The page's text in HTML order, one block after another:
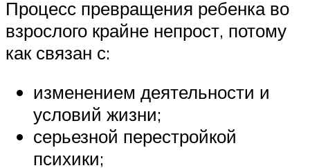
Процесс превращения ребенка во
взрослого крайне непрост, потому
как связан с:
изменением деятельности и
условий жизни;
серьезной перестройкой
психики;